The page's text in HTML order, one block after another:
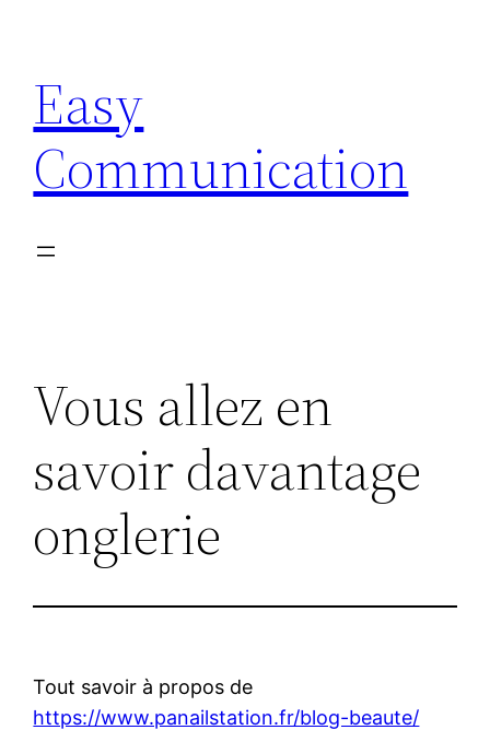
contenu
Easy
Communication
Vous allez en
savoir davantage
onglerie
Tout savoir à propos de
https://www.panailstation.fr/blog-beaute/